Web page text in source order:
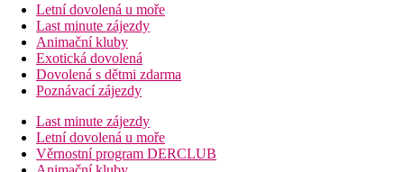
Letní dovolená u moře
Last minute zájezdy
Animační kluby
Exotická dovolená
Dovolená s dětmi zdarma
Poznávací zájezdy
Last minute zájezdy
Letní dovolená u moře
Věrnostní program DERCLUB